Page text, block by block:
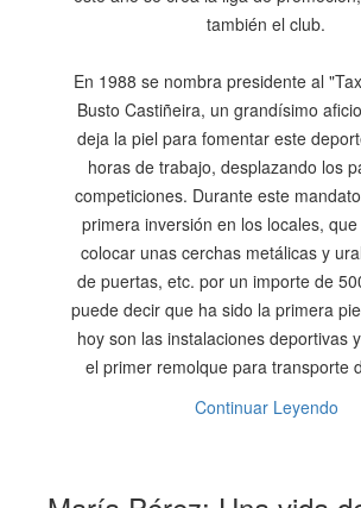
también el club.
En 1988 se nombra presidente al
Busto Castiñeira, un grandísimo
deja la piel para fomentar este
horas de trabajo, desplazando los
competiciones. Durante este
primera inversión en los locales,
colocar unas cerchas metálicas y
de puertas, etc. por un importe de
puede decir que ha sido la primera
hoy son las instalaciones deportivas
el primer remolque para transporte
Continuar Leyendo